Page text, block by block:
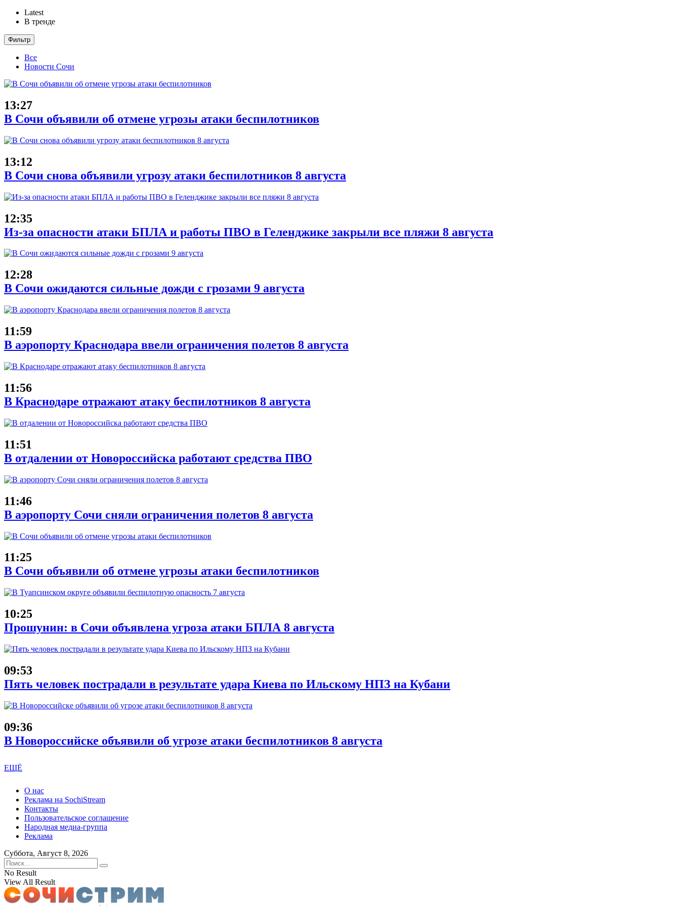
Latest
В тренде
Фильтр
Все
Новости Сочи
13:27
В Сочи объявили об отмене угрозы атаки беспилотников
13:12
В Сочи снова объявили угрозу атаки беспилотников 8 августа
12:35
Из-за опасности атаки БПЛА и работы ПВО в Геленджике закрыли все пляжи 8 августа
12:28
В Сочи ожидаются сильные дожди с грозами 9 августа
11:59
В аэропорту Краснодара ввели ограничения полетов 8 августа
11:56
В Краснодаре отражают атаку беспилотников 8 августа
11:51
В отдалении от Новороссийска работают средства ПВО
11:46
В аэропорту Сочи сняли ограничения полетов 8 августа
11:25
В Сочи объявили об отмене угрозы атаки беспилотников
10:25
Прошунин: в Сочи объявлена угроза атаки БПЛА 8 августа
09:53
Пять человек пострадали в результате удара Киева по Ильскому НПЗ на Кубани
09:36
В Новороссийске объявили об угрозе атаки беспилотников 8 августа
ЕЩЁ
О нас
Реклама на SochiStream
Контакты
Пользовательское соглашение
Народная медиа-группа
Реклама
Суббота, Август 8, 2026
No Result
View All Result